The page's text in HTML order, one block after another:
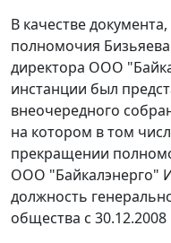
В качестве
полномочия
директора ООО
инстанции был
внеочередного
на котором в том
прекращении
ООО "Байкалэнерго"
должность
общества с